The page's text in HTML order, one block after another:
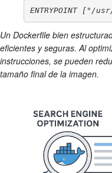
ENTRYPOINT ["/
Un Dockerfile bien
eficientes y seguras. Al
instrucciones, se pueden
tamaño final de la imagen.